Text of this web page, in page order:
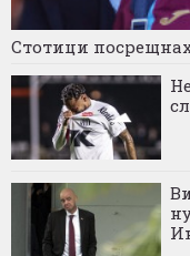
Стотици